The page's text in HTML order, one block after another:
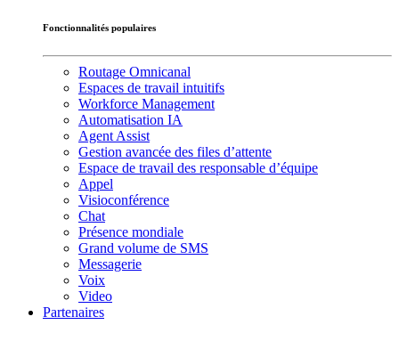
Fonctionnalités populaires
Routage Omnicanal
Espaces de travail intuitifs
Workforce Management
Automatisation IA
Agent Assist
Gestion avancée des files d’attente
Espace de travail des responsable d’équipe
Appel
Visioconférence
Chat
Présence mondiale
Grand volume de SMS
Messagerie
Voix
Video
Partenaires